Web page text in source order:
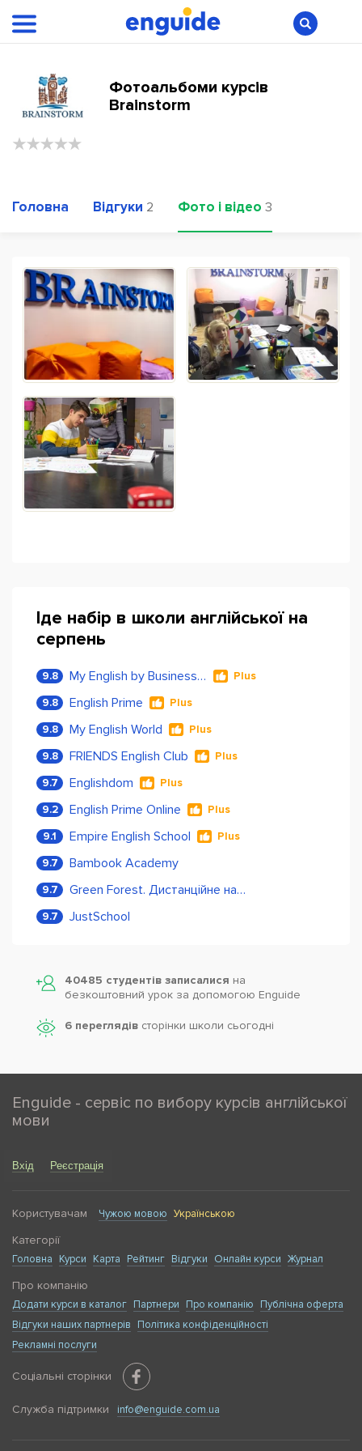
Фотоальбоми курсів
Brainstorm
Головна Відгуки 2 Фото і відео 3
Іде набір в школи англійської на
серпень
9.8 My English by Business Language Plus
9.8 English Prime Plus
9.8 My English World Plus
9.8 FRIENDS English Club Plus
9.7 Englishdom Plus
9.2 English Prime Online Plus
9.1 Empire English School Plus
9.7 Bambook Academy
9.7 Green Forest. Дистанційне навчання
9.7 JustSchool
40485 студентів записалися на
безкоштовний урок за допомогою Enguide
6 переглядів сторінки школи cьогодні
Enguide - сервіс по вибору курсів англійської
мови
Вхід Реєстрація
Користувачам Чужою мовою Українською
Категорії
Головна Курси Карта Рейтинг Відгуки Онлайн курси Журнал
Про компанію
Додати курси в каталог Партнери Про компанію
Публічна оферта
Відгуки наших партнерів
Політика конфіденційності
Рекламні послуги
Соціальні сторінки
Служба підтримки info@enguide.com.ua